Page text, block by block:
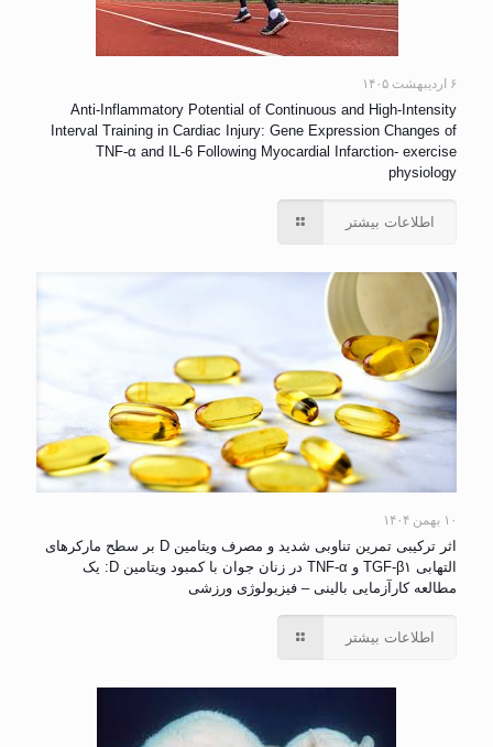
۶ اردیبهشت ۱۴۰۵
Anti-Inflammatory Potential of Continuous and High-Intensity
Interval Training in Cardiac Injury: Gene Expression Changes of
TNF-α and IL-6 Following Myocardial Infarction- exercise
physiology
اطلاعات بیشتر
۱۰ بهمن ۱۴۰۴
اثر ترکیبی تمرین تناوبی شدید و مصرف ویتامین D بر سطح مارکرهای
التهابی TGF-β۱ و TNF-α در زنان جوان با کمبود ویتامین D: یک
مطالعه کارآزمایی بالینی – فیزیولوژی ورزشی
اطلاعات بیشتر